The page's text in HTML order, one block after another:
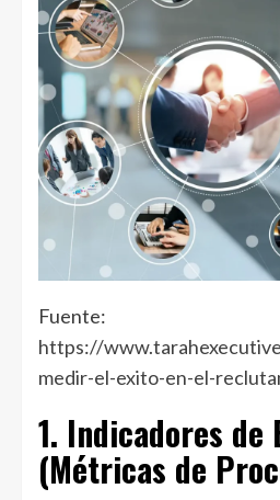
Fuente:
https://
medir-el-exito-en-el-
1. Indicadores de
(Métricas de